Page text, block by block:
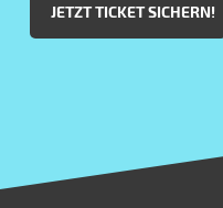
JETZT TICKET SICHERN!